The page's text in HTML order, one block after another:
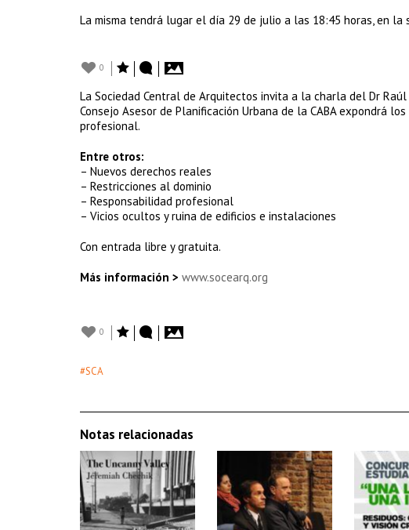
La misma tendrá lugar el día 29 de julio a las 18:45 horas, en la
0
La Sociedad Central de Arquitectos invita a la charla del Dr
Consejo Asesor de Planificación Urbana de la CABA expondrá
profesional.
Entre otros:
– Nuevos derechos reales
– Restricciones al dominio
– Responsabilidad profesional
– Vicios ocultos y ruina de edificios e instalaciones
Con entrada libre y gratuita.
Más información > www.socearq.org
0
#SCA
Notas relacionadas